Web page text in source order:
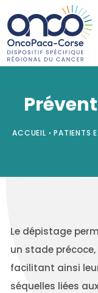
ACCUEIL › PATIENTS
Le dépistage
un stade
facilitant ainsi
séquelles liées
Panneau de gestion